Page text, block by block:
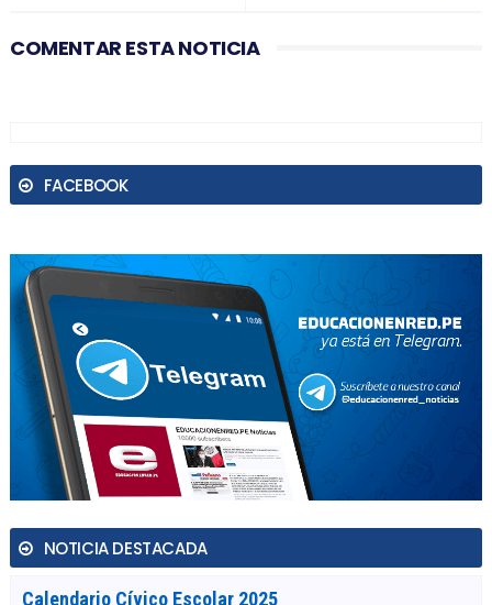
COMENTAR ESTA NOTICIA
FACEBOOK
NOTICIA DESTACADA
Calendario Cívico Escolar 2025